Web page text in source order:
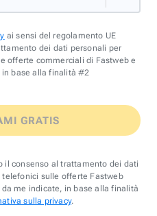
ai sensi del regolamento UE
dei dati personali per
offerte commerciali di Fastweb e
base alla finalità #2
GRATIS
il consenso al trattamento dei dati
sulle offerte Fastweb
me indicate, in base alla finalità
sulla privacy.